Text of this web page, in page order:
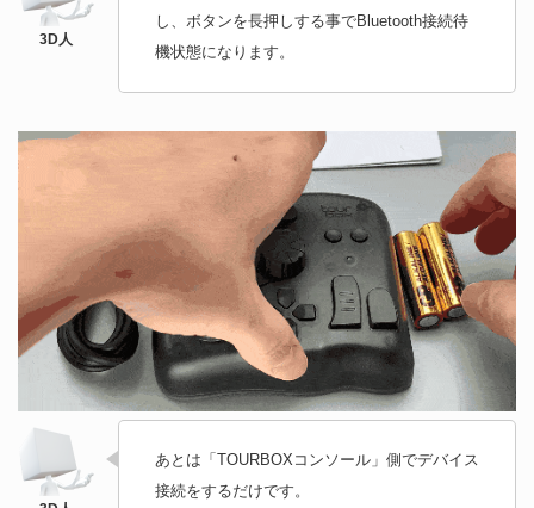
し、ボタンを長押しする事でBluetooth接続待
機状態になります。
あとは「TOURBOXコンソール」側でデバイス
接続をするだけです。